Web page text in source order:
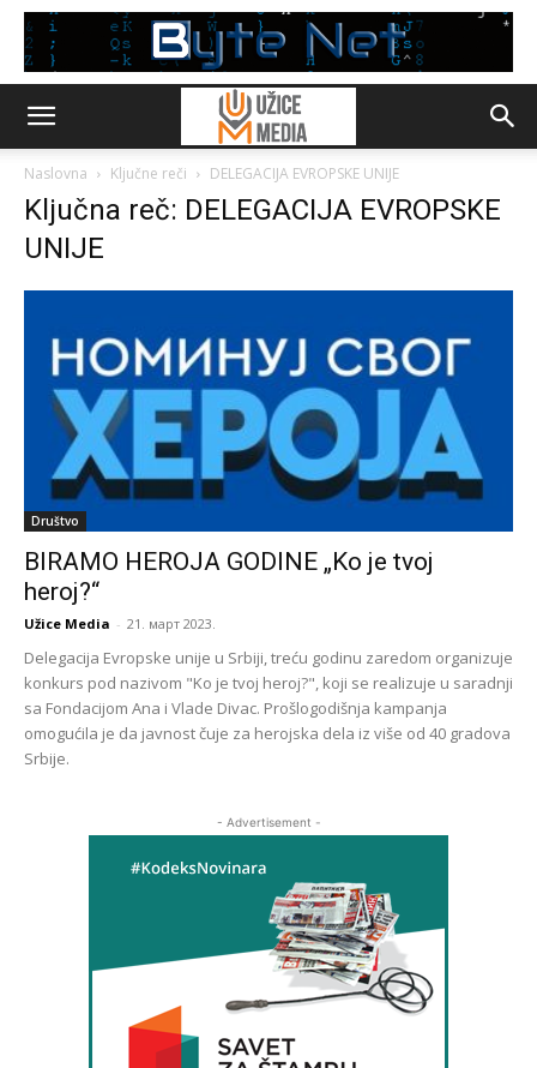
Naslovna Ključne reči DELEGACIJA EVROPSKE UNIJE
Ključna reč: DELEGACIJA EVROPSKE
UNIJE
Društvo
BIRAMO HEROJA GODINE „Ko je tvoj
heroj?“
Užice Media - 21. март 2023.
Delegacija Evropske unije u Srbiji, treću godinu zaredom organizuje
konkurs pod nazivom "Ko je tvoj heroj?", koji se realizuje u saradnji
sa Fondacijom Ana i Vlade Divac. Prošlogodišnja kampanja
omogućila je da javnost čuje za herojska dela iz više od 40 gradova
Srbije.
- Advertisement -